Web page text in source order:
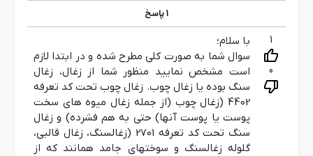
1پاسخ
1
0
با سلام؛
سوال شما به صورت کلی مطرح شده و در ابتدا لازم
است مشخص نمایید منظور شما از زغال، زغال
سنگ بوده یا زغال چوب. زغال چوب تحت کد تعرفه
4402 (زغال چوب (از جمله زغال میوه های سخت
پوست یا پوست آنها) حتی به هم فشرده) و زغال
سنگ تحت کد تعرفه 2701 (زغالسنگ، زغال قالبی،
گلوله زغالسنگ و سوختهای جامد همانند که از